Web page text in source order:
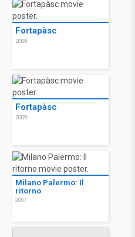
Fortapàsc
2009
Fortapàsc
2009
Milano Palermo: Il
ritorno
2007